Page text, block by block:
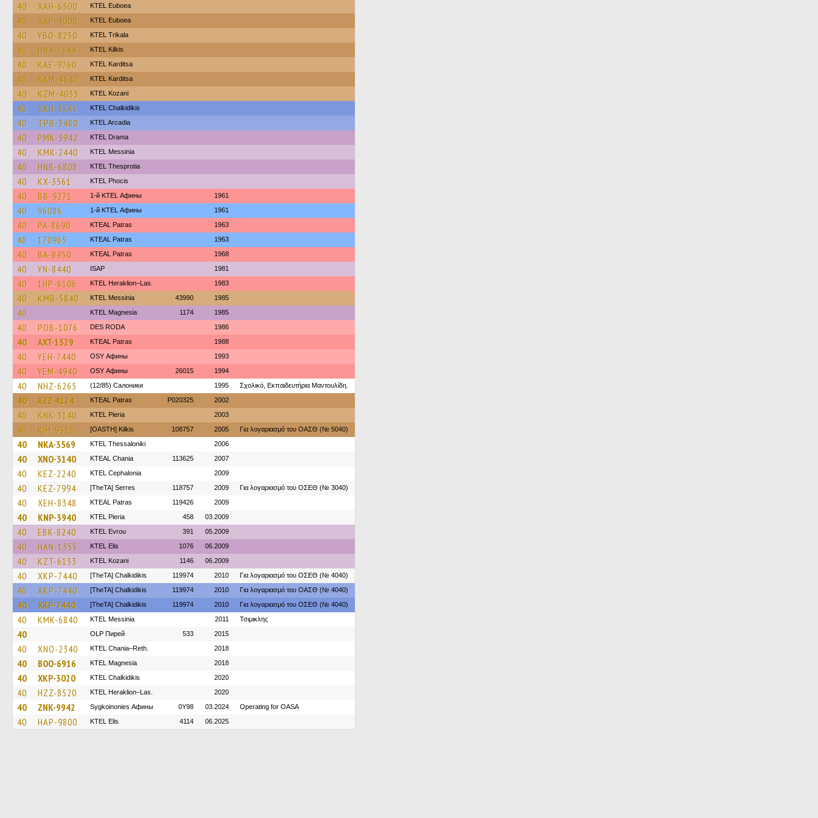
40 XAH-6500 ΚΤΕL Euboea
40 XAP-4000 ΚΤΕL Euboea
40 YBO-8250 ΚΤΕL Τrikala
40 HNA-7144 KTEL Kilkis
40 KAE-9760 ΚΤΕL Karditsa
40 KAM-4640 ΚΤΕL Karditsa
40 KZM-4033 ΚΤΕL Kozani
40 XKH-3745 ΚΤΕL Chalkidikis
40 TPB-3480 KTEL Arcadia
40 PMK-3942 KTEL Drama
40 KMK-2440 KTEL Messinia
40 HNB-6808 KTEL Thesprotia
40 KX-3561 ΚΤΕL Phocis
40 BB-9271 1-й KTEL Афины 1961
40 96086 1-й KTEL Афины 1961
40 PA-8690 KTEAL Patras 1963
40 170965 KTEAL Patras 1963
40 BA-8450 KTEAL Patras 1968
40 YN-8440 ISAP 1981
40 1HP-6106 KTEL Heraklion–Las. 1983
40 KMB-5840 KTEL Messinia 43990 1985
40 ΚΤΕL Magnesia 1174 1985
40 POB-1076 DES RODA 1986
40 AXT-1529 KTEAL Patras 1988
40 YEH-7440 OSY Афины 1993
40 YEM-4940 OSY Афины 26015 1994
40 NHZ-6265 (12/85) Салоники 1995 Σχολικό, Εκπαιδευτήρια Μαντουλίδη.
40 AZZ-4174 KTEAL Patras P020325 2002
40 KNK-3140 KTEL Pieria 2003
40 KIH-9515 [OASTH] Kilkis 108757 2005 Για λογαριασμό του ΟΑΣΘ (№ 5040)
40 NKA-3569 KTEL Thessaloniki 2006
40 XNO-3140 KTEAL Chania 113625 2007
40 KEZ-2240 KTEL Cephalonia 2009
40 KEZ-7994 [TheTA] Serres 118757 2009 Για λογαριασμό του ΟΣΕΘ (№ 3040)
40 XEH-8348 KTEAL Patras 119426 2009
40 KNP-3940 KTEL Pieria 458 03.2009
40 EBK-8240 KTEL Evrou 391 05.2009
40 HAN-1355 KTEL Elis 1076 06.2009
40 KZT-6133 ΚΤΕL Kozani 1146 06.2009
40 XKP-7440 [TheTA] Chalkidikis 119974 2010 Για λογαριασμό του ΟΣΕΘ (№ 4040)
40 XKP-7440 [TheTA] Chalkidikis 119974 2010 Για λογαριασμό του ΟΑΣΘ (№ 4040)
40 XKP-7440 [TheTA] Chalkidikis 119974 2010 Για λογαριασμό του ΟΣΕΘ (№ 4040)
40 KMK-6840 KTEL Messinia 2011 Τσιμικλης
40 OLP Пирей 533 2015
40 XNO-2340 KTEL Chania–Reth. 2018
40 BOO-6916 ΚΤΕL Magnesia 2018
40 XKP-3020 ΚΤΕL Chalkidikis 2020
40 HZZ-8520 KTEL Heraklion–Las. 2020
40 ZNK-9942 Sygkoinonies Афины 0Y98 03.2024 Operating for OASA
40 HAP-9800 KTEL Elis 4114 06.2025